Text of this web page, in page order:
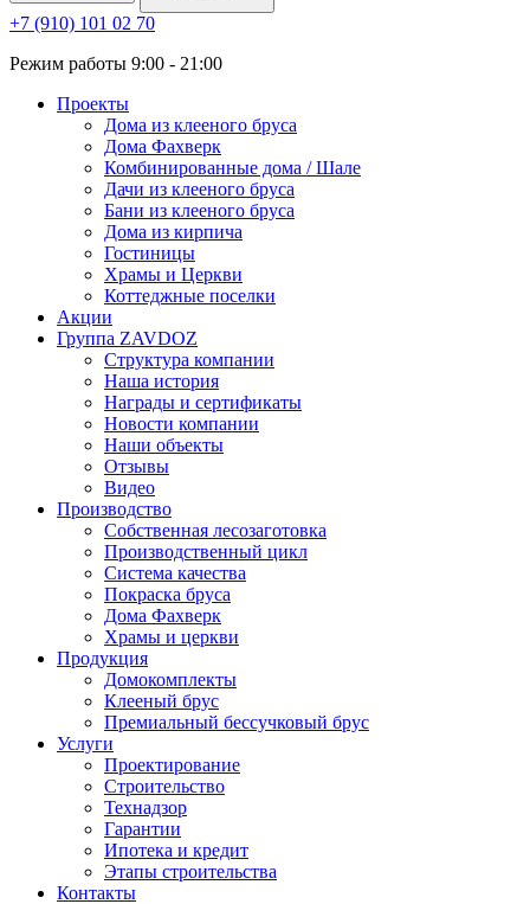
+7 (910) 101 02 70
Режим работы 9:00 - 21:00
Проекты
Дома из клееного бруса
Дома Фахверк
Комбинированные дома / Шале
Дачи из клееного бруса
Бани из клееного бруса
Дома из кирпича
Гостиницы
Храмы и Церкви
Коттеджные поселки
Акции
Группа ZAVDOZ
Структура компании
Наша история
Награды и сертификаты
Новости компании
Наши объекты
Отзывы
Видео
Производство
Собственная лесозаготовка
Производственный цикл
Система качества
Покраска бруса
Дома Фахверк
Храмы и церкви
Продукция
Домокомплекты
Клееный брус
Премиальный бессучковый брус
Услуги
Проектирование
Строительство
Технадзор
Гарантии
Ипотека и кредит
Этапы строительства
Контакты